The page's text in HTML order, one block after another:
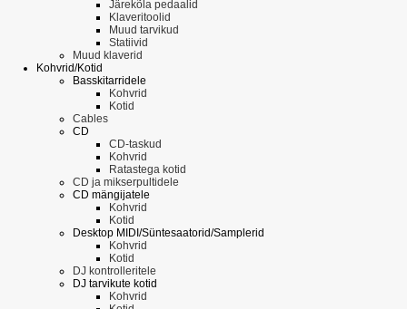
Järekõla pedaalid
Klaveritoolid
Muud tarvikud
Statiivid
Muud klaverid
Kohvrid/Kotid
Basskitarridele
Kohvrid
Kotid
Cables
CD
CD-taskud
Kohvrid
Ratastega kotid
CD ja mikserpultidele
CD mängijatele
Kohvrid
Kotid
Desktop MIDI/Süntesaatorid/Samplerid
Kohvrid
Kotid
DJ kontrolleritele
DJ tarvikute kotid
Kohvrid